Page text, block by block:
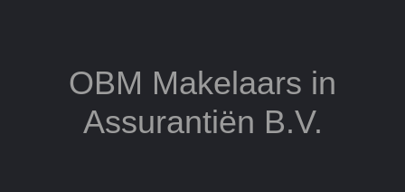
OBM Makelaars in
Assurantiën B.V.